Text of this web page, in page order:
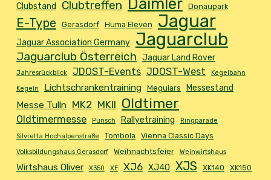
Clubstand Clubtreffen Daimler Donaupark
E-Type Gerasdorf Huma Eleven Jaguar
Jaguar Association Germany Jaguarclub
Jaguarclub Österreich Jaguar Land Rover
Jahresrückblick JDOST-Events JDOST-West
Kegelbahn
Kegeln
Lichtschrankentraining Meguiars Messestand
Messe Tulln MK2 MKII Oldtimer
Oldtimermesse Punsch Rallyetraining
Ringparade
Silvretta Hochalpenstraße
Tombola Vienna Classic Days
Volksbildungshaus Gerasdorf Weihnachtsfeier Weinwirtshaus
Wirtshaus Oliver X350 XE XJ6 XJ40 XJS XK140 XK150